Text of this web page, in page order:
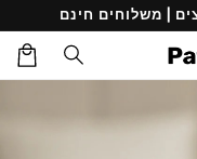
עגלת
קניות